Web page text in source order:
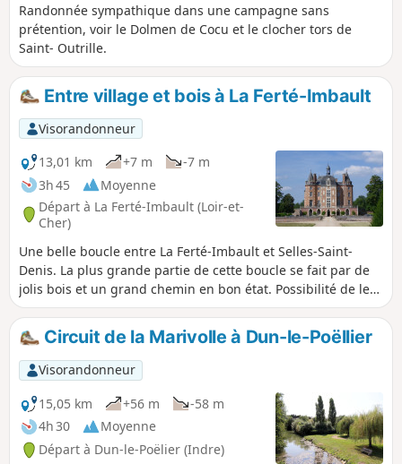
Randonnée sympathique dans une campagne sans
prétention, voir le Dolmen de Cocu et le clocher tors de
Saint- Outrille.
Entre village et bois à La Ferté-Imbault
Visorandonneur
13,01 km
+7 m
-7 m
3h 45
Moyenne
Départ à La Ferté-Imbault (Loir-et-
Cher)
Une belle boucle entre La Ferté-Imbault et Selles-Saint-
Denis. La plus grande partie de cette boucle se fait par de
jolis bois et un grand chemin en bon état. Possibilité de le
faire à vélo.
Circuit de la Marivolle à Dun-le-Poëllier
Visorandonneur
15,05 km
+56 m
-58 m
4h 30
Moyenne
Départ à Dun-le-Poëlier (Indre)